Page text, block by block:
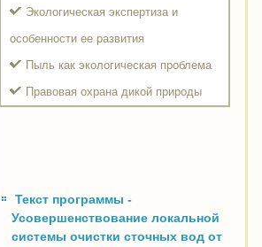
Экологическая экспертиза и
особенности ее развития
Пыль как экологическая проблема
Правовая охрана дикой природы
Текст программы -
Усовершенствование локальной
системы очистки сточных вод от